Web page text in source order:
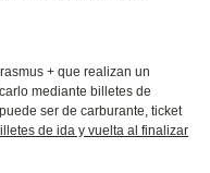
+ que realizan un
mediante billetes de
ser de carburante, ticket
de ida y vuelta al finalizar